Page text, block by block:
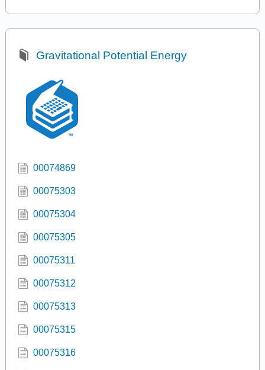
Gravitational Potential Energy
00074869
00075303
00075304
00075305
00075311
00075312
00075313
00075315
00075316